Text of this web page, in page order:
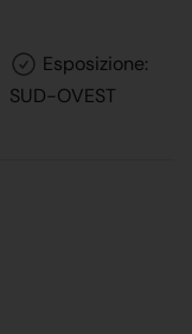
Esposizione:
SUD-OVEST